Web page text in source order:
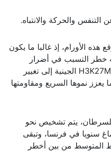
والحركة والانتباه.
الأورام، إذ غالبا ما يكون
خطر التسبب في أضرار
عصبية خطيرة، كما تؤدي طفرة H3K27M الجينية إلى تغيير
يعزز نموها السريع ومقاومتها
يتم تشخيص نحو
سنويا في فرنسا، وتبقى
المتوسط من بين أخطر